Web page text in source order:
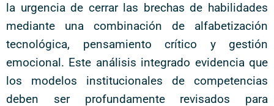
la urgencia de cerrar las brechas de habilidades
mediante una combinación de alfabetización
tecnológica, pensamiento crítico y gestión
emocional. Este análisis integrado evidencia que
los modelos institucionales de competencias
deben ser profundamente revisados para